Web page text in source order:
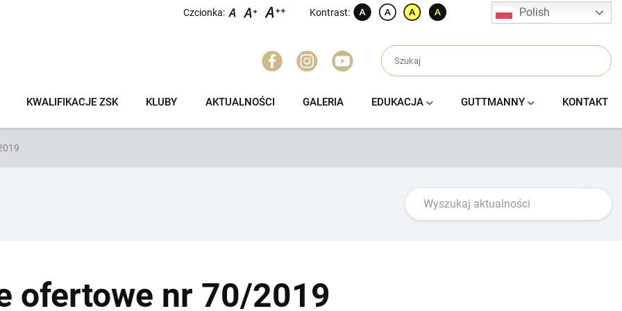
Czcionka: Kontrast: Polish
KWALIFIKACJE ZSK KLUBY AKTUALNOŚCI GALERIA EDUKACJA GUTTMANNY KONTAKT
ofertowe nr 70/2019